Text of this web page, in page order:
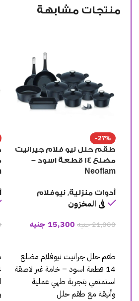
منتجات مشابهة
-27%
طقم حلل نيو فلام جيرانيت
مضلع 14 قطعة اسود –
Neoflam
أدوات منزلية, نيوفلام
فى المخزون
21,000جنيه 15,300 جنيه
طقم حلل جرانيت نيوفلام مضلع
14 قطعة اسود – خامة غير لاصقة
استمتعي بتجربة طهي عملية
وأنيقة مع طقم حلل